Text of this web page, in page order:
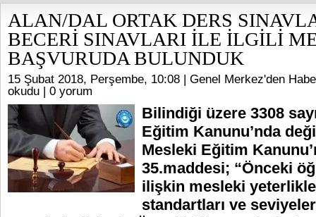
ALAN/DAL ORTAK DERS
BECERİ SINAVLARI İLE İLGİLİ
BAŞVURUDA BULUNDUK
15 Şubat 2018, Perşembe, 10:08 | Genel Merkez'den
okudu | 0 yorum
Bilindiği üzere 3308
Eğitim Kanunu’nda
Mesleki Eğitim
35.maddesi; “Önceki
ilişkin mesleki
standartları ve